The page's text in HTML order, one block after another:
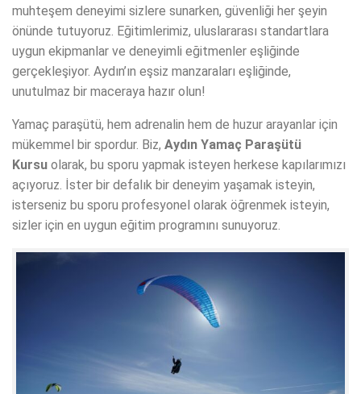
muhteşem deneyimi sizlere sunarken, güvenliği her şeyin
önünde tutuyoruz. Eğitimlerimiz, uluslararası standartlara
uygun ekipmanlar ve deneyimli eğitmenler eşliğinde
gerçekleşiyor. Aydın’ın eşsiz manzaraları eşliğinde,
unutulmaz bir maceraya hazır olun!
Yamaç paraşütü, hem adrenalin hem de huzur arayanlar için
mükemmel bir spordur. Biz, Aydın Yamaç Paraşütü
Kursu olarak, bu sporu yapmak isteyen herkese kapılarımızı
açıyoruz. İster bir defalık bir deneyim yaşamak isteyin,
isterseniz bu sporu profesyonel olarak öğrenmek isteyin,
sizler için en uygun eğitim programını sunuyoruz.